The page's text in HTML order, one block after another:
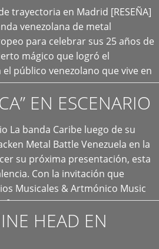
trayectoria en Madrid [RESEÑA]
venezolana de metal
para celebrar sus 25 años de
mágico que logró el
público venezolano que vive en
EN ESCENARIO
La banda Caribe luego de su
Metal Battle Venezuela en la
su próxima presentación, esta
Con la invitación que
Musicales & Artmónico Music
HEAD EN